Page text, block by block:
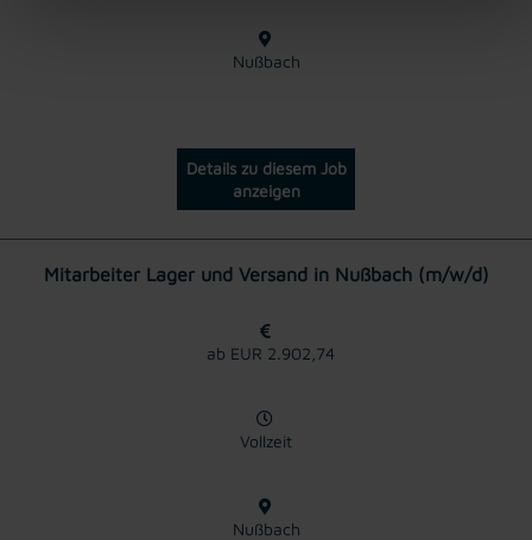
Nußbach
Details zu diesem Job
anzeigen
Mitarbeiter Lager und Versand in Nußbach (m/w/d)
ab EUR 2.902,74
Vollzeit
Nußbach